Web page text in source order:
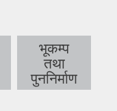
भूकम्प
तथा
पुननिर्माण